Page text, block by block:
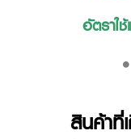
อัตราใช้
•
สินค้าที่